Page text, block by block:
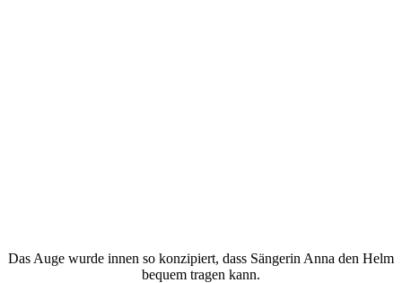
Das Auge wurde innen so konzipiert, dass Sängerin Anna den Helm
bequem tragen kann.